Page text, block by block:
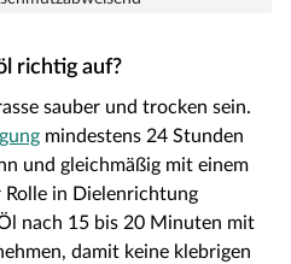
richtig auf?
sauber und trocken sein.
mindestens 24 Stunden
und gleichmäßig mit einem
Rolle in Dielenrichtung
nach 15 bis 20 Minuten mit
damit keine klebrigen